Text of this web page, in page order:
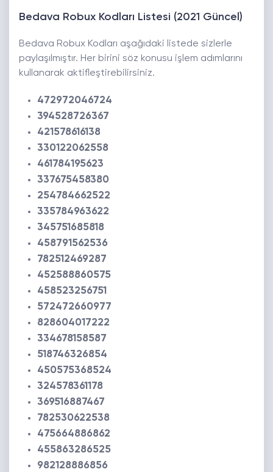
Bedava Robux Kodları Listesi (2021 Güncel)
Bedava Robux Kodları aşağıdaki listede sizlerle
paylaşılmıştır. Her birini söz konusu işlem adımlarını
kullanarak aktifleştirebilirsiniz.
472972046724
394528726367
421578616138
330122062558
461784195623
337675458380
254784662522
335784963622
345751685818
458791562536
782512469287
452588860575
458523256751
572472660977
828604017222
334678158587
518746326854
450575368524
324578361178
369516887467
782530622538
475664886862
455863286525
982128886856